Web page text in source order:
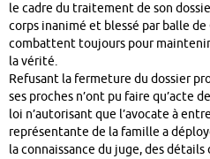
le cadre du traitement de son
corps inanimé et blessé par balle de
combattent toujours pour
la vérité.
Refusant la fermeture du dossier
ses proches n’ont pu faire qu’acte
loi n’autorisant que l’avocate à
représentante de la famille a
la connaissance du juge, des détails